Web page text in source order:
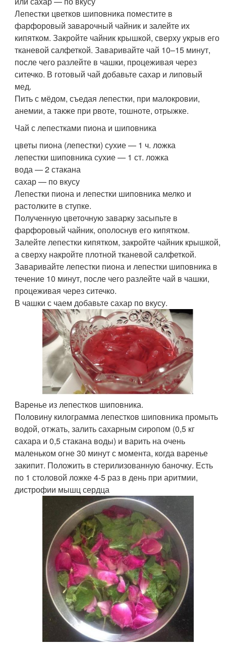
Лепестки цветков шиповника поместите в
фарфоровый заварочный чайник и залейте их
кипятком. Закройте чайник крышкой, сверху укрыв его
тканевой салфеткой. Заваривайте чай 10–15 минут,
после чего разлейте в чашки, процеживая через
ситечко. В готовый чай добавьте сахар и липовый
мед.
Пить с мёдом, съедая лепестки, при малокровии,
анемии, а также при рвоте, тошноте, отрыжке.
Чай с лепестками пиона и шиповника
цветы пиона (лепестки) сухие — 1 ч. ложка
лепестки шиповника сухие — 1 ст. ложка
вода — 2 стакана
сахар — по вкусу
Лепестки пиона и лепестки шиповника мелко и
растолките в ступке.
Полученную цветочную заварку засыпьте в
фарфоровый чайник, ополоснув его кипятком.
Залейте лепестки кипятком, закройте чайник крышкой,
а сверху накройте плотной тканевой салфеткой.
Заваривайте лепестки пиона и лепестки шиповника в
течение 10 минут, после чего разлейте чай в чашки,
процеживая через ситечко.
В чашки с чаем добавьте сахар по вкусу.
Варенье из лепестков шиповника.
Половину килограмма лепестков шиповника промыть
водой, отжать, залить сахарным сиропом (0,5 кг
сахара и 0,5 стакана воды) и варить на очень
маленьком огне 30 минут с момента, когда варенье
закипит. Положить в стерилизованную баночку. Есть
по 1 столовой ложке 4-5 раз в день при аритмии,
дистрофии мышц сердца